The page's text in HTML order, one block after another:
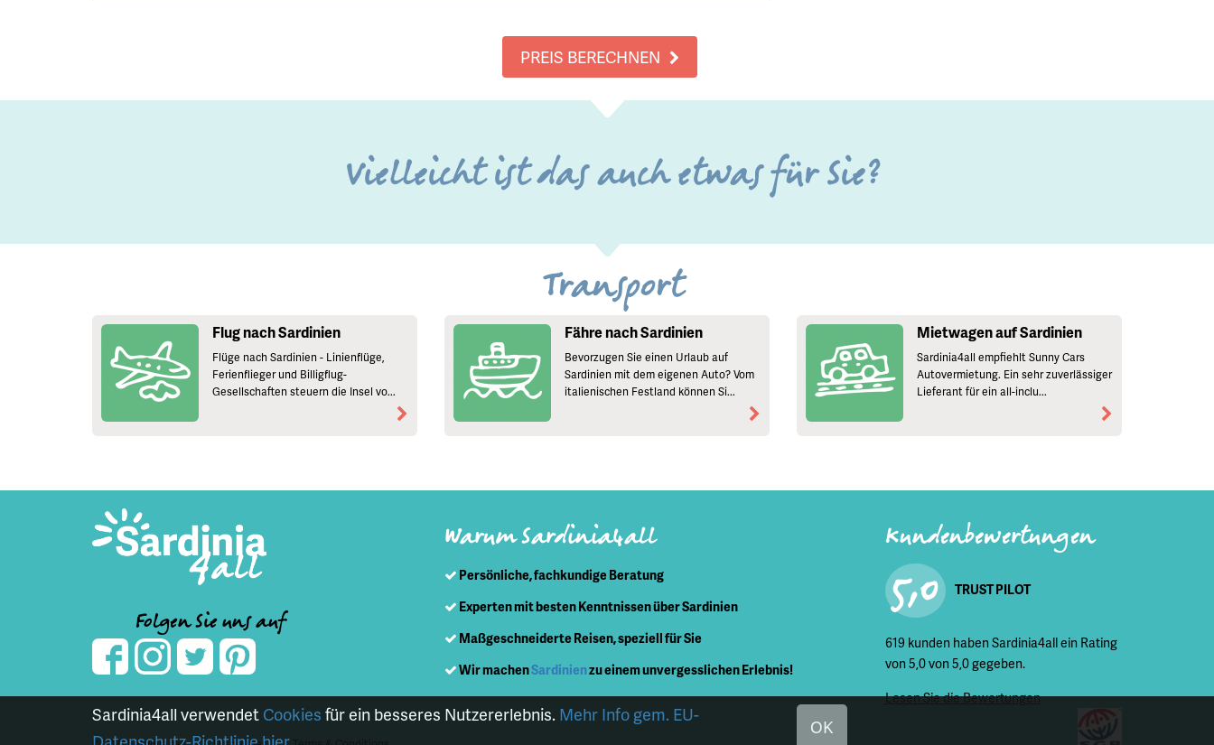
PREIS BERECHNEN
Vielleicht ist das auch etwas für Sie?
Transport
Flug nach Sardinien
Flüge nach Sardinien - Linienflüge,
Ferienflieger und Billigflug-
Gesellschaften steuern die Insel vo...
Fähre nach Sardinien
Bevorzugen Sie einen Urlaub auf
Sardinien mit dem eigenen Auto? Vom
italienischen Festland können Si...
Mietwagen auf Sardinien
Sardinia4all empfiehlt Sunny Cars
Autovermietung. Ein sehr zuverlässiger
Lieferant für ein all-inclu...
Folgen Sie uns auf
Kundenbewertungen
5,0 TRUST PILOT
619 kunden haben Sardinia4all ein Rating
von 5,0 von 5,0 gegeben.
Lesen Sie die Bewertungen
Warum Sardinia4all
Persönliche, fachkundige Beratung
Experten mit besten Kenntnissen über Sardinien
Maßgeschneiderte Reisen, speziell für Sie
Wir machenSardinienzu einem unvergesslichen Erlebnis!
Sardinia4all verwendet Cookies für ein besseres Nutzererlebnis. Mehr Info gem. EU-
OK